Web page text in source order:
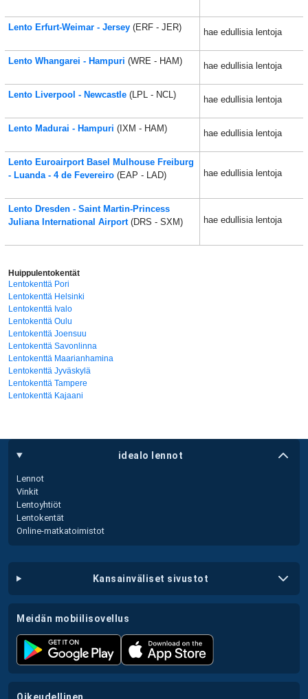
Lento Erfurt-Weimar - Jersey (ERF - JER) hae edullisia lentoja
Lento Whangarei - Hampuri (WRE - HAM) hae edullisia lentoja
Lento Liverpool - Newcastle (LPL - NCL) hae edullisia lentoja
Lento Madurai - Hampuri (IXM - HAM) hae edullisia lentoja
Lento Euroairport Basel Mulhouse Freiburg
- Luanda - 4 de Fevereiro (EAP - LAD) hae edullisia lentoja
Lento Dresden - Saint Martin-Princess
Juliana International Airport (DRS - SXM) hae edullisia lentoja
Huippulentokentät
Lentokenttä Pori
Lentokenttä Helsinki
Lentokenttä Ivalo
Lentokenttä Oulu
Lentokenttä Joensuu
Lentokenttä Savonlinna
Lentokenttä Maarianhamina
Lentokenttä Jyväskylä
Lentokenttä Tampere
Lentokenttä Kajaani
idealo lennot
Lennot
Vinkit
Lentoyhtiöt
Lentokentät
Online-matkatoimistot
kansainväliset sivustot
meidän mobiilisovellus